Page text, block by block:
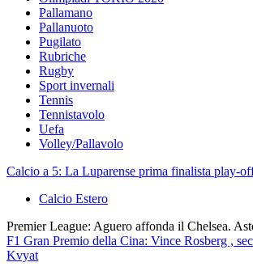
Pallamano
Pallanuoto
Pugilato
Rubriche
Rugby
Sport invernali
Tennis
Tennistavolo
Uefa
Volley/Pallavolo
Calcio a 5: La Luparense prima finalista play-
Calcio Estero
Premier League: Aguero affonda il Chelsea.
F1 Gran Premio della Cina: Vince Rosberg ,
Kvyat